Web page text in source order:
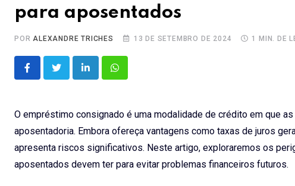
para aposentados
POR ALEXANDRE TRICHES 13 DE SETEMBRO DE 2024 1 MIN. DE
LinkedInWhatsapp
O empréstimo consignado é uma modalidade de crédito em que
aposentadoria. Embora ofereça vantagens como taxas de juros
apresenta riscos significativos. Neste artigo, exploraremos os
aposentados devem ter para evitar problemas financeiros futuros.